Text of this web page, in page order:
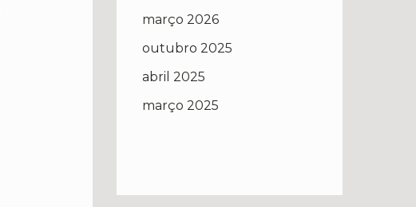
março 2026
outubro 2025
abril 2025
março 2025